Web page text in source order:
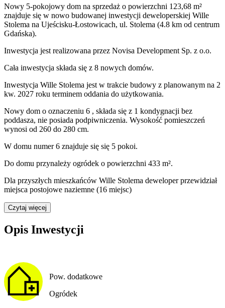
Nowy 5-pokojowy dom na sprzedaż o powierzchni 123,68 m²
znajduje się w nowo budowanej inwestycji deweloperskiej Wille
Stolema na Ujeścisku-Łostowicach, ul. Stolema (4.8 km od centrum
Gdańska).
Inwestycja jest realizowana przez Novisa Development Sp. z o.o.
Cała inwestycja składa się z 8 nowych domów.
Inwestycja Wille Stolema jest w trakcie budowy z planowanym na 2
kw. 2027 roku terminem oddania do użytkowania.
Nowy dom o oznaczeniu 6 , składa się z 1 kondygnacji bez
poddasza, nie posiada podpiwniczenia. Wysokość pomieszczeń
wynosi od 260 do 280 cm.
W domu numer6 znajduje się się 5 pokoi.
Do domu przynależy ogródek o powierzchni 433 m².
Dla przyszłych mieszkańców Wille Stolema deweloper przewidział
miejsca postojowe naziemne (16 miejsc)
Czytaj więcej
Opis Inwestycji
Pow. dodatkowe
Ogródek